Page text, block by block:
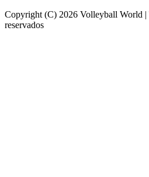
Copyright (C) 2026 Volleyball World |
reservados